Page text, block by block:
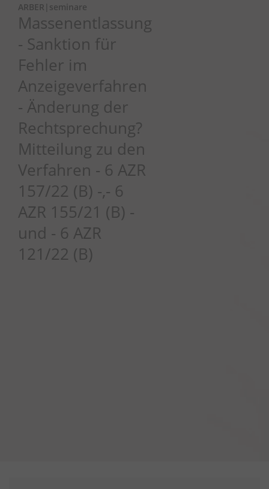
ARBER|seminare
Massenentlassung
- Sanktion für
Fehler im
Anzeigeverfahren
- Änderung der
Rechtsprechung?
Mitteilung zu den
Verfahren - 6 AZR
157/22 (B) -,- 6
AZR 155/21 (B) -
und - 6 AZR
121/22 (B)